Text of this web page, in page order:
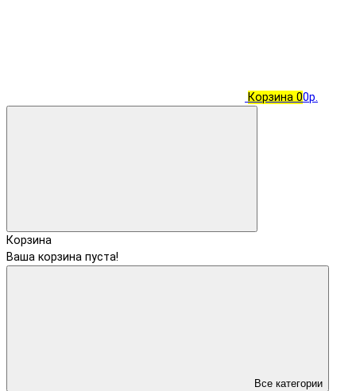
Корзина 00р.
Корзина
Ваша корзина пуста!
Все категории